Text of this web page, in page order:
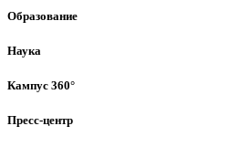
Образование
Наука
Кампус 360°
Пресс-центр